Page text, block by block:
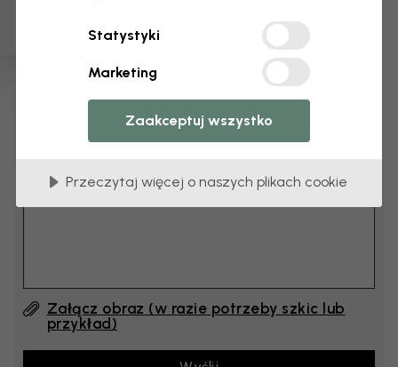
Dodaj komentarz
Komentarz (English) #1
Załącz obraz (w razie potrzeby szkic lub
przykład)
Statystyki
Marketing
Zaakceptuj wszystko
Przeczytaj więcej o naszych plikach cookie